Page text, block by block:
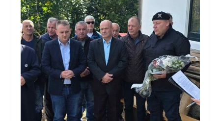
Program energetske efikasnosti u stambenom
sektoru